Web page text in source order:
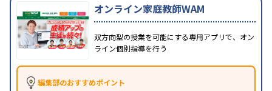
オンライン家庭教師WAM
双方向型の授業を可能にする専用アプリで、オン
ライン個別指導を行う
編集部のおすすめポイント